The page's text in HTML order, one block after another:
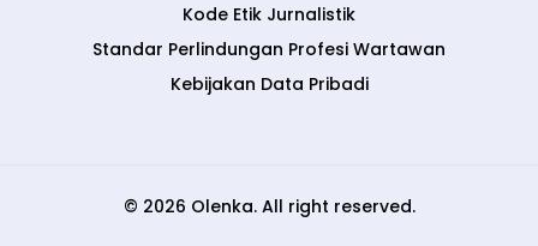
Kode Etik Jurnalistik
Standar Perlindungan Profesi Wartawan
Kebijakan Data Pribadi
© 2026 Olenka. All right reserved.